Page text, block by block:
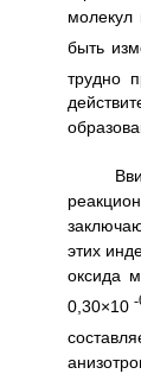
молекул
быть
трудно
этих
оксида
0,30×10-